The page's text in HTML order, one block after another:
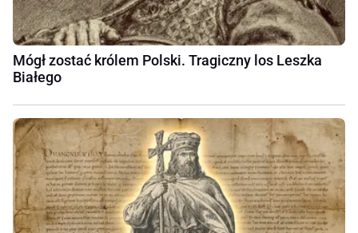
Mógł zostać królem Polski. Tragiczny los Leszka
Białego